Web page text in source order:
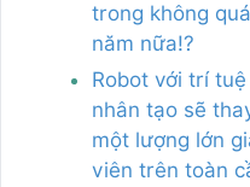
trong không
năm nữa!?
Robot với trí tuệ
nhân tạo sẽ
một lượng lớn
viên trên toàn